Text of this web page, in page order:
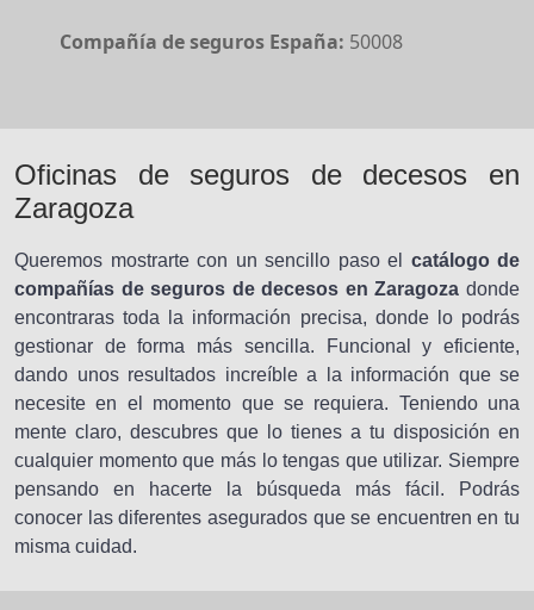
Compañía de seguros España: 50008
Oficinas de seguros de decesos en
Zaragoza
Queremos mostrarte con un sencillo paso el catálogo de
compañías de seguros de decesos en Zaragoza donde
encontraras toda la información precisa, donde lo podrás
gestionar de forma más sencilla. Funcional y eficiente,
dando unos resultados increíble a la información que se
necesite en el momento que se requiera. Teniendo una
mente claro, descubres que lo tienes a tu disposición en
cualquier momento que más lo tengas que utilizar. Siempre
pensando en hacerte la búsqueda más fácil. Podrás
conocer las diferentes asegurados que se encuentren en tu
misma cuidad.